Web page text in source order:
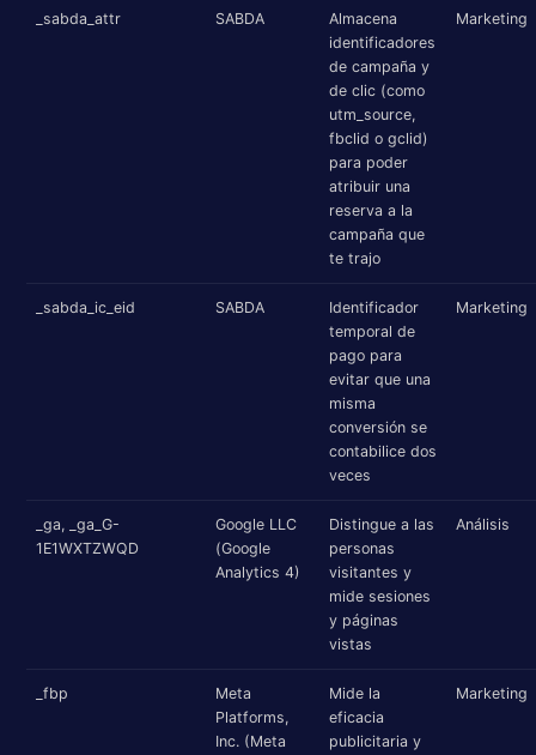
_sabda_attr SABDA
Almacena
identificadores
de campaña y
de clic (como
utm_source,
fbclid o gclid)
para poder
atribuir una
reserva a la
campaña que
te trajo
Marketing
_sabda_ic_eid SABDA
Identificador
temporal de
pago para
evitar que una
misma
conversión se
contabilice dos
veces
Marketing
_ga, _ga_G-
1E1WXTZWQD
Google LLC
(Google
Analytics 4)
Distingue a las
personas
visitantes y
mide sesiones
y páginas
vistas
Análisis
_fbp
Meta
Platforms,
Inc. (Meta
Mide la
eficacia
publicitaria y
Marketing